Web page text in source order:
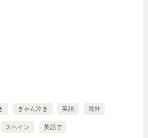
ぎゃん泣き 英語 海外
スペイン 英語で